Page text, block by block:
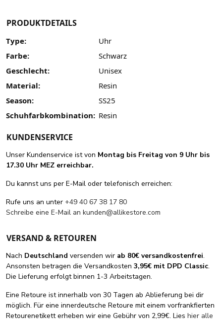
PRODUKTDETAILS
Type:
Uhr
Farbe:
Schwarz
Geschlecht:
Unisex
Material:
Resin
Season:
SS25
Schuhfarbkombination: Resin
KUNDENSERVICE
Unser Kundenservice ist von Montag bis Freitag von 9 Uhr bis
17.30 Uhr MEZ erreichbar.
Du kannst uns per E-Mail oder telefonisch erreichen:
Rufe uns an unter +49 40 67 38 17 80
Schreibe eine E-Mail an kunden@allikestore.com
VERSAND & RETOUREN
Nach Deutschland versenden wir ab 80€ versandkostenfrei.
Ansonsten betragen die Versandkosten 3,95€ mit DPD Classic.
Die Lieferung erfolgt binnen 1-3 Arbeitstagen.
Eine Retoure ist innerhalb von 30 Tagen ab Ablieferung bei dir
möglich. Für eine innerdeutsche Retoure mit einem vorfrankfierten
Retourenetikett erheben wir eine Gebühr von 2,99€. Lies hier alle